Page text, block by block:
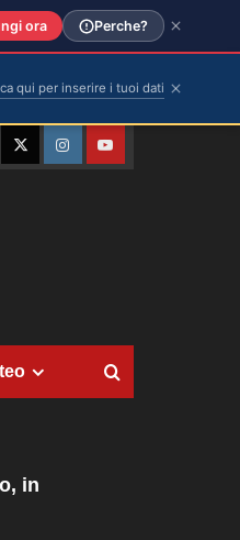
TwitterInstagramYouTube
in
ora Perche?
qui per inserire i tuoi dati